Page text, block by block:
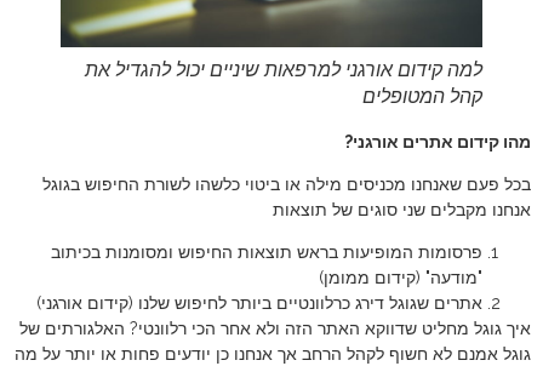
למה קידום אורגני למרפאות שיניים יכול להגדיל את
קהל המטופלים
מהו קידום אתרים אורגני?
בכל פעם שאנחנו מכניסים מילה או ביטוי כלשהו לשורת החיפוש בגוגל
אנחנו מקבלים שני סוגים של תוצאות
פרסומות המופיעות בראש תוצאות החיפוש ומסומנות בכיתוב
"מודעה" (קידום ממומן)
אתרים שגוגל דירג כרלוונטיים ביותר לחיפוש שלנו (קידום אורגני)
איך גוגל מחליט שדווקא האתר הזה ולא אחר הכי רלוונטי? האלגורתים של
גוגל אמנם לא חשוף לקהל הרחב אך אנחנו כן יודעים פחות או יותר על מה